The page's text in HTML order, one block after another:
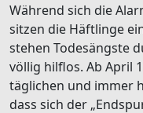
Während sich die
sitzen die Häftlinge
stehen Todesängste
völlig hilflos. Ab April
täglichen und immer
dass sich der